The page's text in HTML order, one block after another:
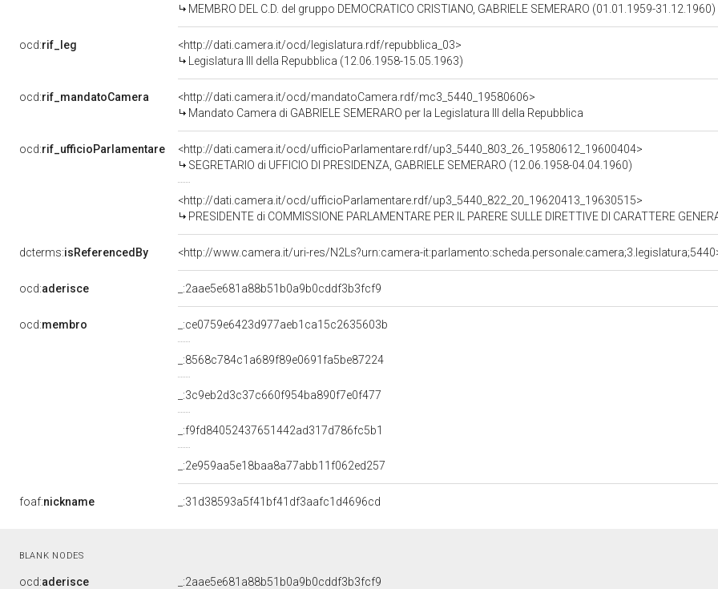
MEMBRO DEL C.D. del gruppo DEMOCRATICO CRISTIANO, GABRIELE SEMERARO (01.01.1959-31.12.1960)
ocd:rif_leg
<http://dati.camera.it/ocd/legislatura.rdf/repubblica_03>
Legislatura III della Repubblica (12.06.1958-15.05.1963)
ocd:rif_mandatoCamera
<http://dati.camera.it/ocd/mandatoCamera.rdf/mc3_5440_19580606>
Mandato Camera di GABRIELE SEMERARO per la Legislatura III della Repubblica
ocd:rif_ufficioParlamentare
<http://dati.camera.it/ocd/ufficioParlamentare.rdf/up3_5440_803_26_19580612_19600404>
SEGRETARIO di UFFICIO DI PRESIDENZA, GABRIELE SEMERARO (12.06.1958-04.04.1960)
<http://dati.camera.it/ocd/ufficioParlamentare.rdf/up3_5440_822_20_19620413_19630515>
PRESIDENTE di COMMISSIONE PARLAMENTARE PER IL PARERE SULLE DIRETTIVE DI CARATTERE GENERALE E SUI CRITERI DI RIPARTIZIONE DEGLI STANZIAMENTI PREVISTI
dcterms:isReferencedBy <http://www.camera.it/uri-res/N2Ls?urn:camera-
ocd:aderisce _:2aae5e681a88b51b0a9b0cddf3b3fcf9
ocd:membro _:ce0759e6423d977aeb1ca15c2635603b
_:8568c784c1a689f89e0691fa5be87224
_:3c9eb2d3c37c660f954ba890f7e0f477
_:f9fd84052437651442ad317d786fc5b1
_:2e959aa5e18baa8a77abb11f062ed257
foaf:nickname _:31d38593a5f41bf41df3aafc1d4696cd
BLANK NODES
ocd:aderisce _:2aae5e681a88b51b0a9b0cddf3b3fcf9